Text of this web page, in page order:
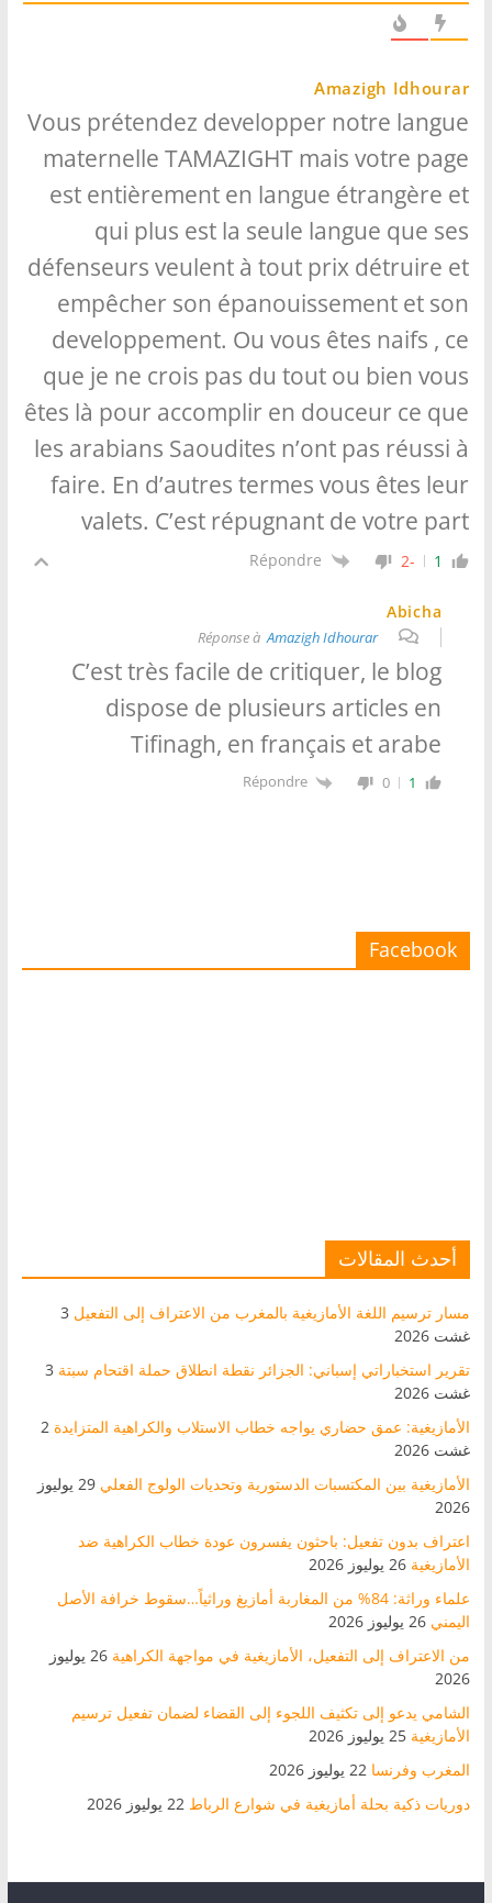
Amazigh Idhourar
Vous prétendez developper notre langue
maternelle TAMAZIGHT mais votre page
est entièrement en langue étrangère et
qui plus est la seule langue que ses
défenseurs veulent à tout prix détruire et
empêcher son épanouissement et son
developpement. Ou vous êtes naifs , ce
que je ne crois pas du tout ou bien vous
êtes là pour accomplir en douceur ce que
les arabians Saoudites n’ont pas réussi à
faire. En d’autres termes vous êtes leur
valets. C’est répugnant de votre part
1
-2
Répondre
Abicha
Réponse à
Amazigh Idhourar
C’est très facile de critiquer, le blog
dispose de plusieurs articles en
Tifinagh, en français et arabe
1
0
Répondre
Facebook
أحدث المقالات
مسار ترسيم اللغة الأمازيغية بالمغرب من الاعتراف إلى التفعيل 3
غشت 2026
تقرير استخباراتي إسباني: الجزائر نقطة انطلاق حملة اقتحام سبتة 3
غشت 2026
الأمازيغية: عمق حضاري يواجه خطاب الاستلاب والكراهية المتزايدة 2
غشت 2026
الأمازيغية بين المكتسبات الدستورية وتحديات الولوج الفعلي
29 يوليوز
2026
اعتراف بدون تفعيل: باحثون يفسرون عودة خطاب الكراهية ضد
الأمازيغية 26 يوليوز 2026
علماء وراثة: 84% من المغاربة أمازيغ وراثياً…سقوط خرافة الأصل
اليمني 26 يوليوز 2026
من الاعتراف إلى التفعيل، الأمازيغية في مواجهة الكراهية
26 يوليوز
2026
الشامي يدعو إلى تكثيف اللجوء إلى القضاء لضمان تفعيل ترسيم
الأمازيغية 25 يوليوز 2026
المغرب وفرنسا 22 يوليوز 2026
دوريات ذكية بحلة أمازيغية في شوارع الرباط 22 يوليوز 2026